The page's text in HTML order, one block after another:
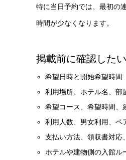
特に当日予約では、最初の
時間が少なくなります。
掲載前に確認した
希望日時と開始希望時間
利用場所、ホテル名、部
希望コース、希望時間、
利用人数、男女利用、ペ
支払い方法、領収書対応
ホテルや建物側の入館ル